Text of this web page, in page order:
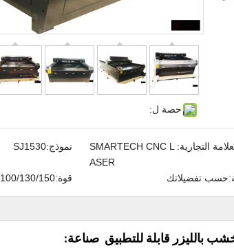
حصة ل:
نموذج:SJ1530 التجارية: SMARTECH CNC L
ASER
قوة:100/130/150 واط/180 واط/260 واط حسب تفضيلاتك
بالليزر قابلة للتطبيق صناعة: